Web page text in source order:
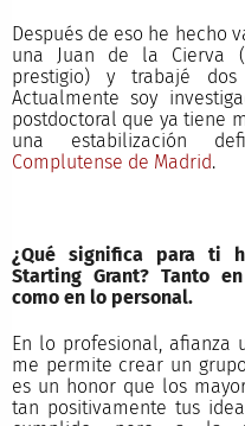
Después de eso he hecho
una Juan de la Cierva
prestigio) y trabajé
Actualmente soy
postdoctoral que ya tiene
una estabilización
Complutense de Madrid.
¿Qué significa para ti
Starting Grant? Tanto
como en lo personal.
En lo profesional, afianza
me permite crear un
es un honor que los
tan positivamente tus